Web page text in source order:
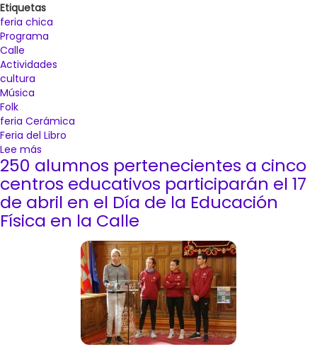
Etiquetas
feria chica
Programa
Calle
Actividades
cultura
Música
Folk
feria Cerámica
Feria del Libro
Lee más
Funambulista
recalará
en
Palencia
el
250 alumnos pertenecientes a cinco
centros educativos participarán el 17
de abril en el Día de la Educación
Física en la Calle